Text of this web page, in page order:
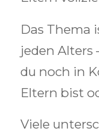
Das Thema
jeden Alters
du noch in
Eltern bist
Viele